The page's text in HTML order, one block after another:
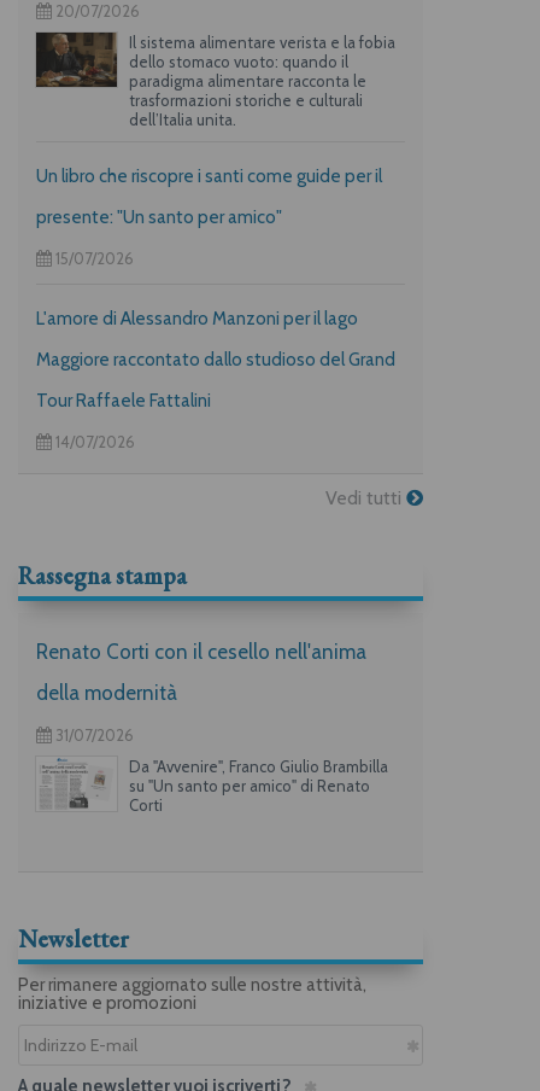
20/07/2026
Il sistema alimentare verista e la fobia
dello stomaco vuoto: quando il
paradigma alimentare racconta le
trasformazioni storiche e culturali
dell’Italia unita.
Un libro che riscopre i santi come guide per il
presente: "Un santo per amico"
15/07/2026
L'amore di Alessandro Manzoni per il lago
Maggiore raccontato dallo studioso del Grand
Tour Raffaele Fattalini
14/07/2026
Vedi tutti
Rassegna stampa
Renato Corti con il cesello nell'anima
della modernità
31/07/2026
Da "Avvenire", Franco Giulio Brambilla
su "Un santo per amico" di Renato
Corti
Newsletter
Per rimanere aggiornato sulle nostre attività,
iniziative e promozioni